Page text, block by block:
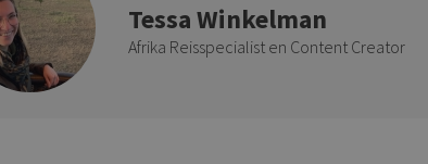
Tessa Winkelman
Afrika Reisspecialist en Content Creator